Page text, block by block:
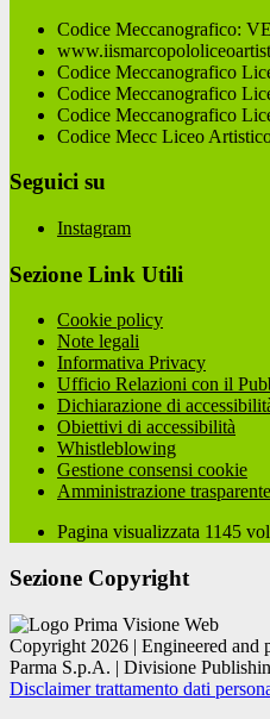
Codice Meccanografico:
Codice Meccanografico
Codice Meccanografico
Codice Meccanografico
Codice Mecc Liceo
Seguici su
Instagram
Sezione Link Utili
Cookie policy
Note legali
Informativa Privacy
Ufficio Relazioni con il
Dichiarazione di
Obiettivi di accessibilità
Whistleblowing
Gestione consensi cookie
Amministrazione trasparente
Pagina visualizzata 1145
Sezione Copyright
Copyright 2026 | Engineered and
Parma S.p.A. | Divisione
Disclaimer trattamento dati